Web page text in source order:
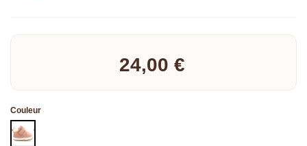
24,00 €
Couleur
CORAIL